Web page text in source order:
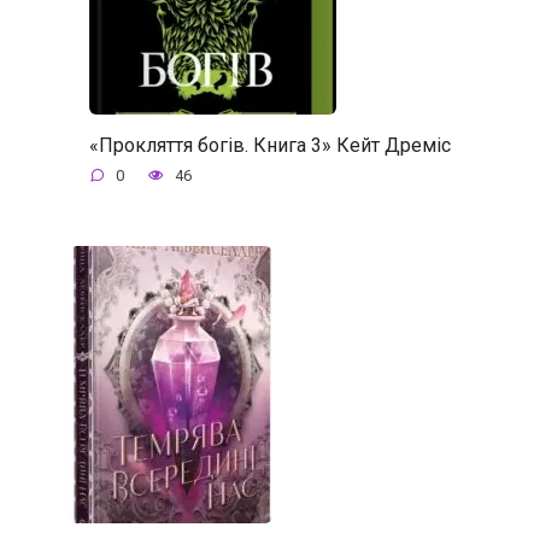
«Прокляття богів. Книга 3» Кейт Дреміс
0 46